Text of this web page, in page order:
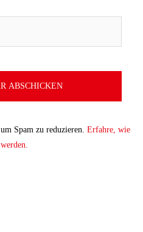
Spam zu reduzieren. Erfahre, wie